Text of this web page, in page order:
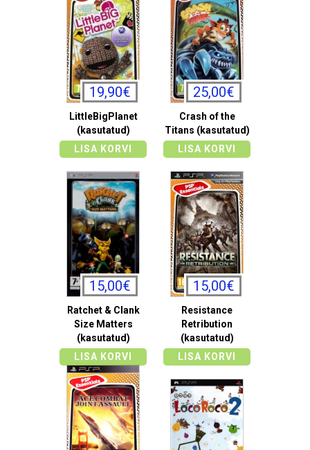
19,90€
LittleBigPlanet
(kasutatud)
LISA KORVI
25,00€
Crash of the
Titans (kasutatud)
LISA KORVI
15,00€
Ratchet & Clank
Size Matters
(kasutatud)
LISA KORVI
15,00€
Resistance
Retribution
(kasutatud)
LISA KORVI